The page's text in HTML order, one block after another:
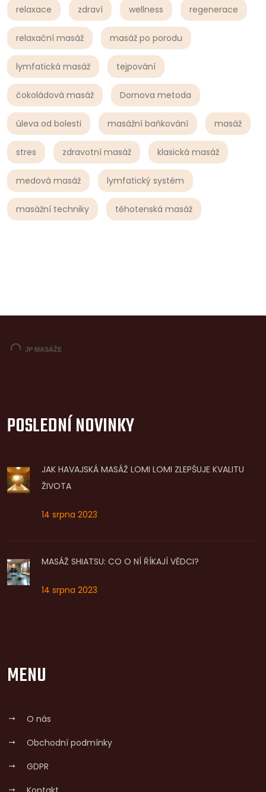
relaxace zdraví wellness regenerace
relaxační masáž masáž po porodu
lymfatická masáž tejpování
čokoládová masáž Dornova metoda
úleva od bolesti masážní baňkování masáž
stres zdravotní masáž klasická masáž
medová masáž lymfatický systém
masážní techniky těhotenská masáž
POSLEDNÍ NOVINKY
JAK HAVAJSKÁ MASÁŽ LOMI LOMI ZLEPŠUJE KVALITU
ŽIVOTA
14 srpna 2023
MASÁŽ SHIATSU: CO O NÍ ŘÍKAJÍ VĚDCI?
14 srpna 2023
MENU
O nás
Obchodní podmínky
GDPR